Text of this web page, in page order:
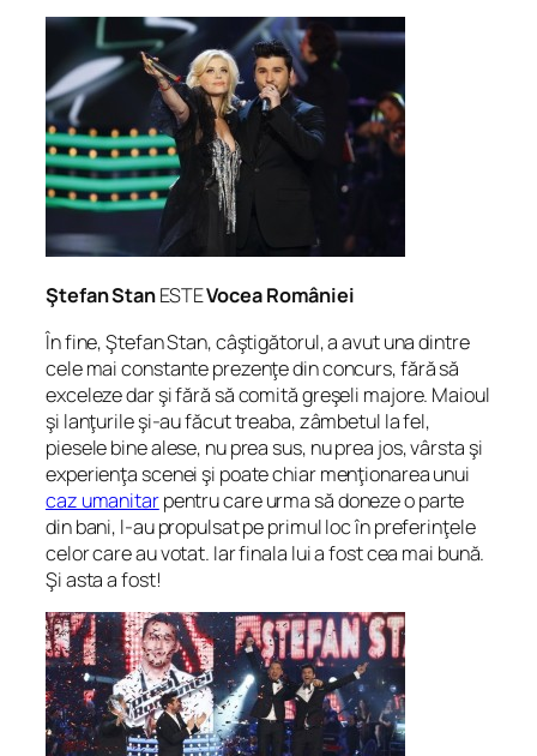
Ştefan StanESTEVocea României
În fine, Ştefan Stan, câştigătorul, a avut una dintre
cele mai constante prezenţe din concurs, fără să
exceleze dar şi fără să comită greşeli majore. Maioul
şi lanţurile şi-au făcut treaba, zâmbetul la fel,
piesele bine alese, nu prea sus, nu prea jos, vârsta şi
experienţa scenei şi poate chiar menţionarea unui
caz umanitarpentru care urma să doneze o parte
din bani, l-au propulsat pe primul loc în preferinţele
celor care au votat. Iar finala lui a fost cea mai bună.
Şi asta a fost!